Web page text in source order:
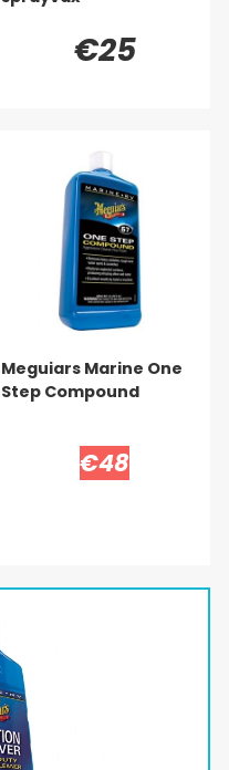
€25
Meguiars Marine One
Step Compound
€48